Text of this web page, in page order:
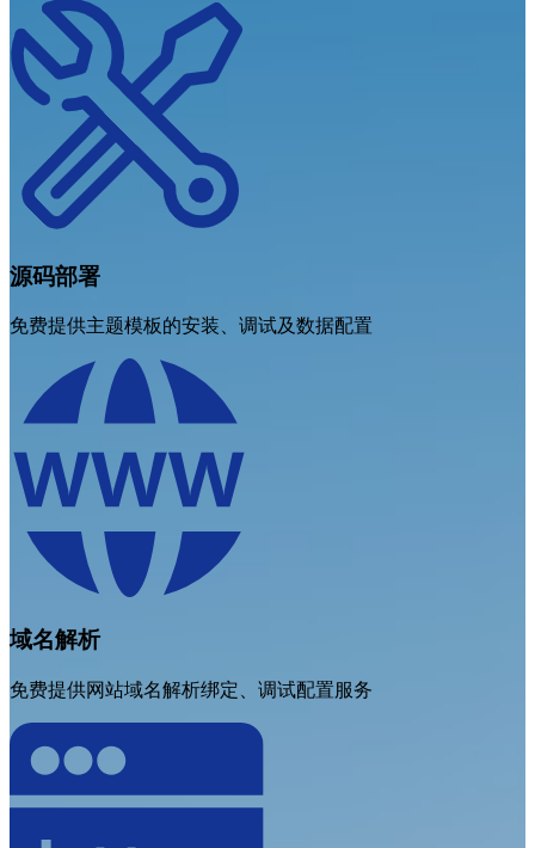
源码部署
免费提供主题模板的安装、调试及数据配置
域名解析
免费提供网站域名解析绑定、调试配置服务